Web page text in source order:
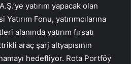
yatırım yapacak olan
Fonu, yatırımcılarına
alanında yatırım fırsatı
araç şarj altyapısının
hedefliyor. Rota Portföy